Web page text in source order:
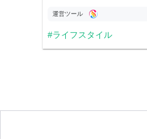
運営ツール
ライフスタイル